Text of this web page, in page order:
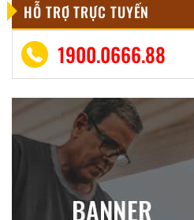
HỖ TRỢ TRỰC TUYẾN
1900.0666.88